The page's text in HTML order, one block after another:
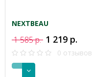
NEXTBEAU
1 585 р. 1 219 р.
0 отзывов